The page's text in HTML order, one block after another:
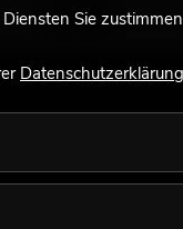
Sie
Datenschutzerklärung